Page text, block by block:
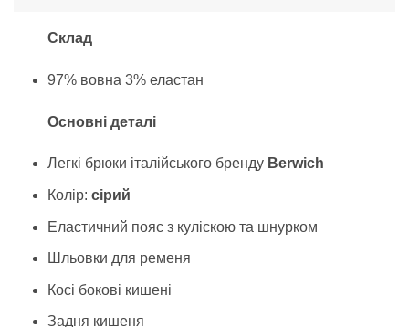
Склад
97% вовна 3% еластан
Основні деталі
Легкі брюки італійського бренду Berwich
Колір: сірий
Еластичний пояс з куліскою та шнурком
Шльовки для ременя
Косі бокові кишені
Задня кишеня